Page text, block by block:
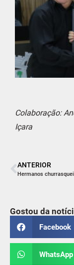
Colaboração:
Içara
ANTERIOR
Hermanos
Gostou da
Facebook
WhatsApp